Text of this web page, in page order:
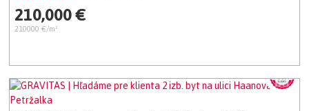
210,000 €
210000 €/m²